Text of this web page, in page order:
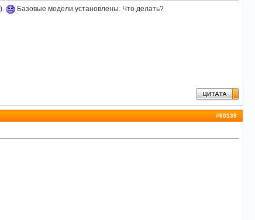
Базовые модели установлены. Что делать?
#60139